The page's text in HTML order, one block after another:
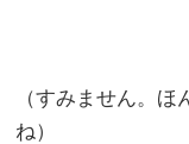
（すみません。
ね）